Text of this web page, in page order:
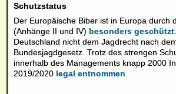
Schutzstatus
Der Europäische Biber ist in Europa durch
(Anhänge II und IV) besonders geschützt.
Deutschland nicht dem Jagdrecht nach
Bundesjagdgesetz. Trotz des strengen
innerhalb des Managements knapp 2000
2019/2020 legal entnommen